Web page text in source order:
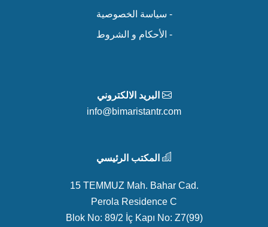
- سياسة الخصوصية
- الأحكام و الشروط
البريد الالكتروني
info@bimaristantr.com
المكتب الرئيسي
15 TEMMUZ Mah. Bahar Cad.
Perola Residence C
Blok No: 89/2 İç Kapı No: Z7(99)